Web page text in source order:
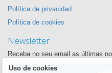
Política de privacidad
Política de cookies
Newsletter
Receba no seu email as últimas
Uso de cookies